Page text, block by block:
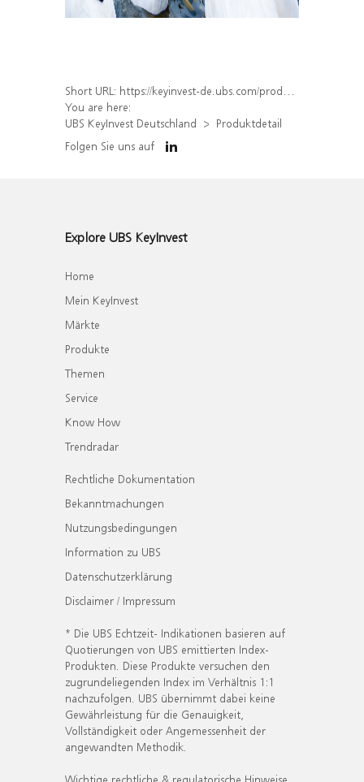
Short URL: https://keyinvest-de.ubs.com/produkt/detail/index/isin/DE000WA83BJ4
You are here:
UBS KeyInvest Deutschland
Produktdetail
Folgen Sie uns auf
Explore UBS KeyInvest
Home
Mein KeyInvest
Märkte
Produkte
Themen
Service
Know How
Trendradar
Rechtliche Dokumentation
Bekanntmachungen
Nutzungsbedingungen
Information zu UBS
Datenschutzerklärung
Disclaimer / Impressum
* Die UBS Echtzeit- Indikationen basieren auf
Quotierungen von UBS emittierten Index-
Produkten. Diese Produkte versuchen den
zugrundeliegenden Index im Verhältnis 1:1
nachzufolgen. UBS übernimmt dabei keine
Gewährleistung für die Genauigkeit,
Vollständigkeit oder Angemessenheit der
angewandten Methodik.